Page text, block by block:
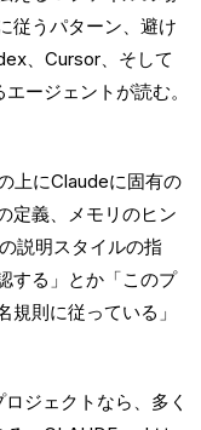
従うパターン、避け
、Cursor、そして
ージェントが読む。
上にClaudeに固有の
定義、メモリのヒン
説明スタイルの指
する」とか「このプ
則に従っている」
ジェクトなら、多く